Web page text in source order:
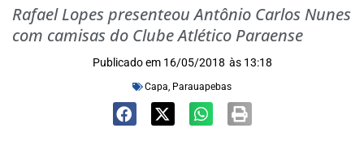
Rafael Lopes presenteou Antônio Carlos Nunes
com camisas do Clube Atlético Paraense
Publicado em 16/05/2018 às 13:18
Capa, Parauapebas